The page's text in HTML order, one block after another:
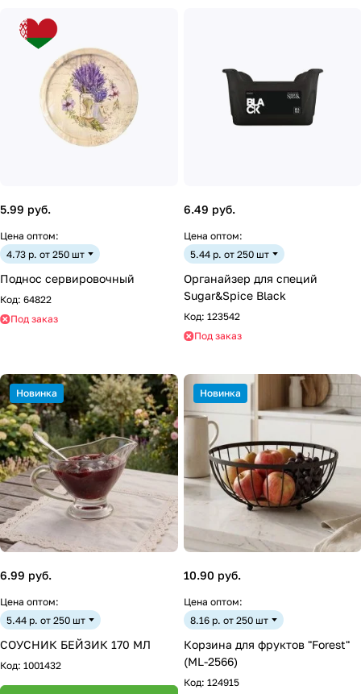
5.99 руб.
Цена оптом:
4.73 р. от 250 шт
Поднос сервировочный
Код: 64822
Под заказ
6.49 руб.
Цена оптом:
5.44 р. от 250 шт
Органайзер для специй
Sugar&Spice Black
Код: 123542
Под заказ
Новинка
6.99 руб.
Цена оптом:
5.44 р. от 250 шт
СОУСНИК БЕЙЗИК 170 МЛ
Код: 1001432
Новинка
10.90 руб.
Цена оптом:
8.16 р. от 250 шт
Корзина для фруктов "Forest"
(ML-2566)
Код: 124915